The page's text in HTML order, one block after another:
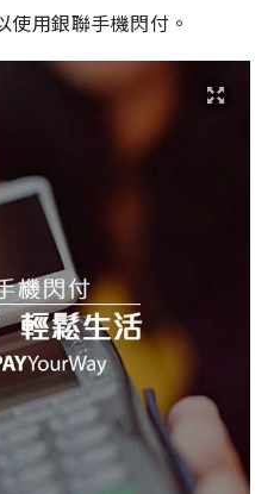
使用銀聯手機閃付。